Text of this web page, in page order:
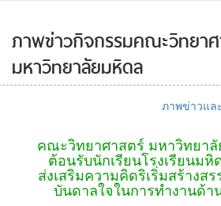
ภาพข่าวกิจกรรมคณะวิทยา
มหาวิทยาลัยมหิดล
ภาพข่าวแล
คณะวิทยาศาสตร์ มหาวิทยา
ต้อนรับนักเรียนโรงเรียนม
ส่งเสริมความคิดริเริ่มสร้างส
บันดาลใจในการทำงานด้า